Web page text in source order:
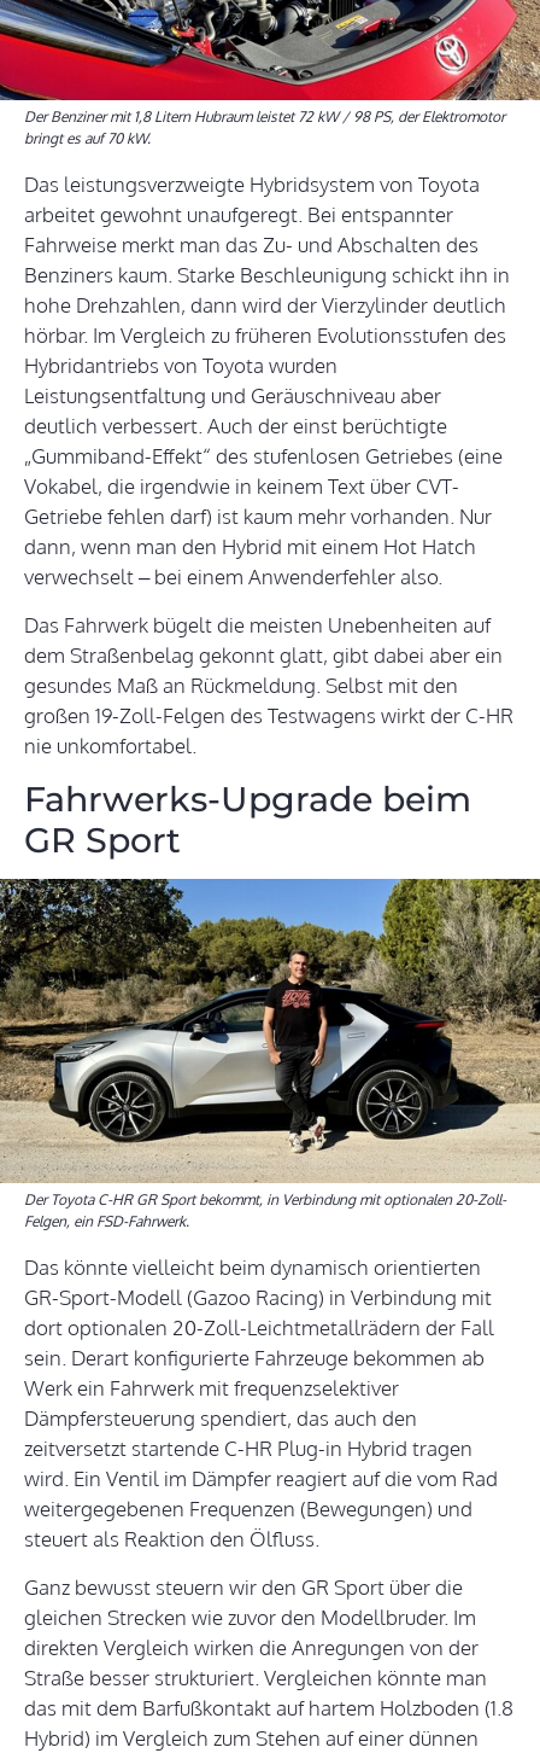
Der Benziner mit 1,8 Litern Hubraum leistet 72 kW / 98 PS, der Elektromotor
bringt es auf 70 kW.
Das leistungsverzweigte Hybridsystem von Toyota
arbeitet gewohnt unaufgeregt. Bei entspannter
Fahrweise merkt man das Zu- und Abschalten des
Benziners kaum. Starke Beschleunigung schickt ihn in
hohe Drehzahlen, dann wird der Vierzylinder deutlich
hörbar. Im Vergleich zu früheren Evolutionsstufen des
Hybridantriebs von Toyota wurden
Leistungsentfaltung und Geräuschniveau aber
deutlich verbessert. Auch der einst berüchtigte
„Gummiband-Effekt“ des stufenlosen Getriebes (eine
Vokabel, die irgendwie in keinem Text über CVT-
Getriebe fehlen darf) ist kaum mehr vorhanden. Nur
dann, wenn man den Hybrid mit einem Hot Hatch
verwechselt – bei einem Anwenderfehler also.
Das Fahrwerk bügelt die meisten Unebenheiten auf
dem Straßenbelag gekonnt glatt, gibt dabei aber ein
gesundes Maß an Rückmeldung. Selbst mit den
großen 19-Zoll-Felgen des Testwagens wirkt der C-HR
nie unkomfortabel.
Fahrwerks-Upgrade beim
GR Sport
Der Toyota C-HR GR Sport bekommt, in Verbindung mit optionalen 20-Zoll-
Felgen, ein FSD-Fahrwerk.
Das könnte vielleicht beim dynamisch orientierten
GR-Sport-Modell (Gazoo Racing) in Verbindung mit
dort optionalen 20-Zoll-Leichtmetallrädern der Fall
sein. Derart konfigurierte Fahrzeuge bekommen ab
Werk ein Fahrwerk mit frequenzselektiver
Dämpfersteuerung spendiert, das auch den
zeitversetzt startende C-HR Plug-in Hybrid tragen
wird. Ein Ventil im Dämpfer reagiert auf die vom Rad
weitergegebenen Frequenzen (Bewegungen) und
steuert als Reaktion den Ölfluss.
Ganz bewusst steuern wir den GR Sport über die
gleichen Strecken wie zuvor den Modellbruder. Im
direkten Vergleich wirken die Anregungen von der
Straße besser strukturiert. Vergleichen könnte man
das mit dem Barfußkontakt auf hartem Holzboden (1.8
Hybrid) im Vergleich zum Stehen auf einer dünnen